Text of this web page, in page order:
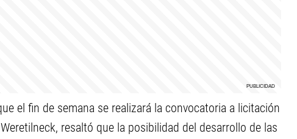
el fin de semana se realizará la convocatoria a licitación
resaltó que la posibilidad del desarrollo de las